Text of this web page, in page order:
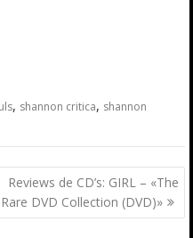
, shannon critica, shannon
Reviews de CD’s: GIRL – «The
Rare DVD Collection (DVD)»